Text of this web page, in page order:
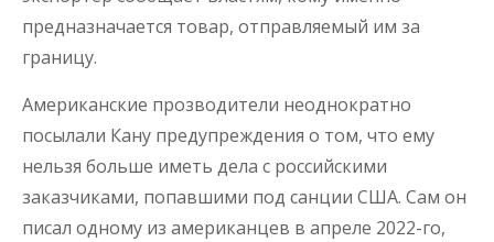
предназначается товар, отправляемый им за
границу.
Американские прозводители неоднократно
посылали Кану предупреждения о том, что ему
нельзя больше иметь дела с российскими
заказчиками, попавшими под санции США. Сам он
писал одному из американцев в апреле 2022-го,